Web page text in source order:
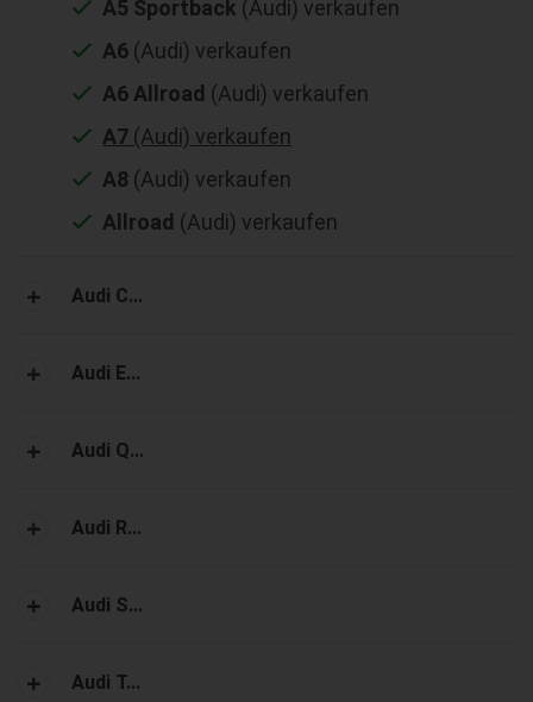
A5 Sportback (Audi) verkaufen
A6 (Audi) verkaufen
A6 Allroad (Audi) verkaufen
A7 (Audi) verkaufen
A8 (Audi) verkaufen
Allroad (Audi) verkaufen
Audi C...
Audi E...
Audi Q...
Audi R...
Audi S...
Audi T...